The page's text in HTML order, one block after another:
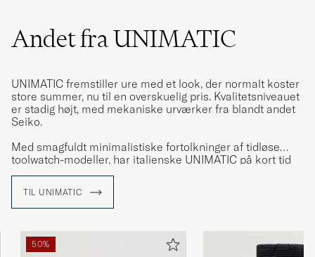
Andet fra UNIMATIC
UNIMATIC fremstiller ure med et look, der normalt koster
store summer, nu til en overskuelig pris. Kvalitetsniveauet
er stadig højt, med mekaniske urværker fra blandt andet
Seiko.
Med smagfuldt minimalistiske fortolkninger af tidløse
toolwatch-modeller, har italienske UNIMATIC på kort tid
TIL UNIMATIC
50%